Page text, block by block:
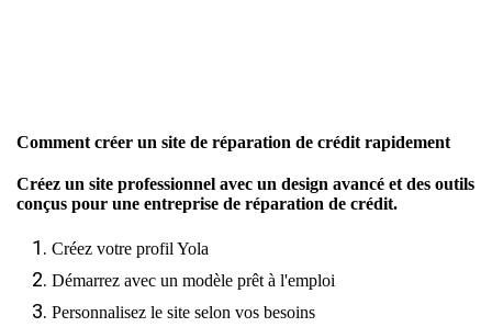
Comment créer un site de réparation de crédit rapidement
Créez un site professionnel avec un design avancé et des outils
conçus pour une entreprise de réparation de crédit.
Créez votre profil Yola
Démarrez avec un modèle prêt à l'emploi
Personnalisez le site selon vos besoins